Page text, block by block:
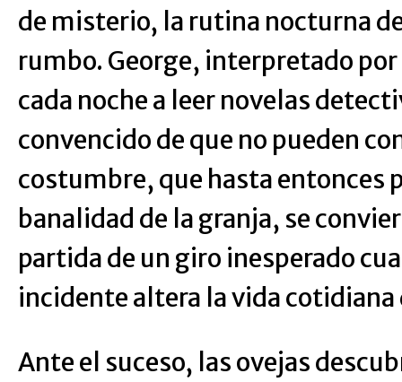
de misterio, la rutina nocturna
rumbo. George, interpretado
cada noche a leer novelas
convencido de que no pueden
costumbre, que hasta entonces
banalidad de la granja, se
partida de un giro inesperado
incidente altera la vida
Ante el suceso, las ovejas